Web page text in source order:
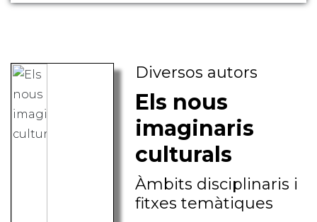
Diversos autors
Els nous
imaginaris
culturals
Àmbits disciplinaris i
fitxes temàtiques